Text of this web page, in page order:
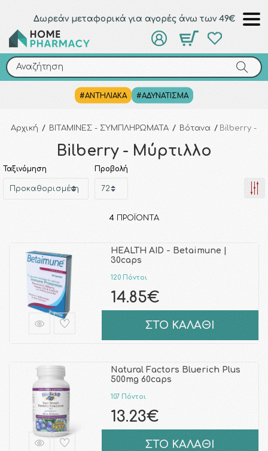
Δωρεάν μεταφορικά για αγορές άνω των 49€
Αναζήτηση
#ΑΝΤΗΛΙΑΚΑ #ΑΔΥΝΑΤΙΣΜΑ
Αναζήτηση
Αρχική / ΒΙΤΑΜΙΝΕΣ - ΣΥΜΠΛΗΡΩΜΑΤΑ / Βότανα / Bilberry -
Bilberry - Μύρτιλλο
Ταξινόμηση Προβολή
4ΠΡΟΪΌΝΤΑ
HEALTH AID - Betaimune |
30caps
120 Πόντοι
14.85€
ΣΤΟ ΚΑΛΑΘΙ
Natural Factors Bluerich Plus
500mg 60caps
107 Πόντοι
13.23€
ΣΤΟ ΚΑΛΑΘΙ